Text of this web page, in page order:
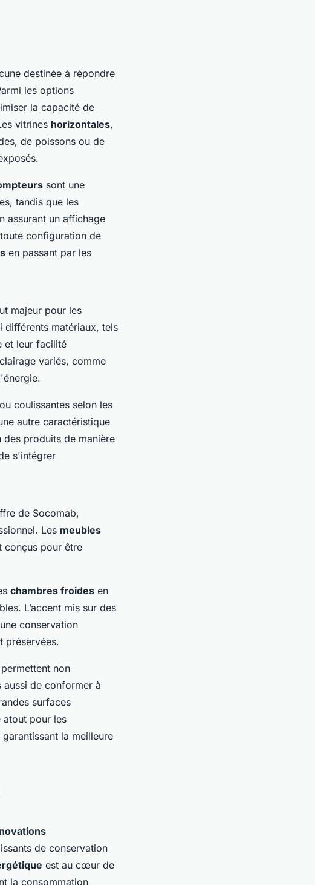
destinée à répondre
les options
la capacité de
vitrines horizontales,
de poissons ou de
sont une
tandis que les
assurant un affichage
configuration de
en passant par les
majeur pour les
différents matériaux, tels
et leur facilité
variés, comme
coulissantes selon les
autre caractéristique
produits de manière
s'intégrer
de Socomab,
Les meubles
conçus pour être
chambres froides en
L’accent mis sur des
conservation
préservées.
non
aussi de conformer à
surfaces
atout pour les
la meilleure
de conservation
est au cœur de
la consommation